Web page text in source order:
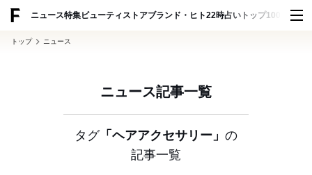
ニュース特集ビューティ ストアブランド・ヒト22時占い トップ100 スナッ
トップ ニュース
ニュース記事一覧
タグ「ヘアアクセサリー」 の
記事一覧